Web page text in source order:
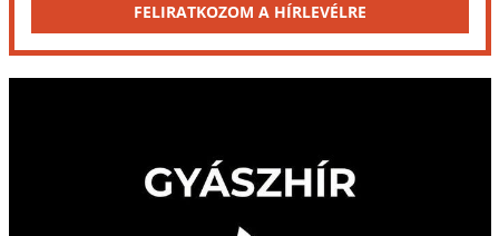
FELIRATKOZOM A HÍRLEVÉLRE